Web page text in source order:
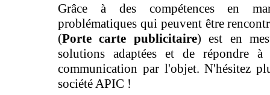
Grâce à des compétences en
problématiques qui peuvent être
(Porte carte publicitaire) est en
solutions adaptées et de répondre
communication par l'objet. N'hésitez
société APIC !